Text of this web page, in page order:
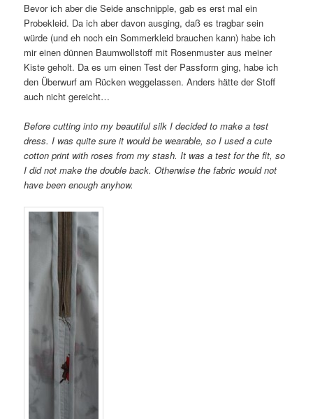
Bevor ich aber die Seide anschnipple, gab es erst mal ein
Probekleid. Da ich aber davon ausging, daß es tragbar sein
würde (und eh noch ein Sommerkleid brauchen kann) habe ich
mir einen dünnen Baumwollstoff mit Rosenmuster aus meiner
Kiste geholt. Da es um einen Test der Passform ging, habe ich
den Überwurf am Rücken weggelassen. Anders hätte der Stoff
auch nicht gereicht…
Before cutting into my beautiful silk I decided to make a test
dress. I was quite sure it would be wearable, so I used a cute
cotton print with roses from my stash. It was a test for the fit, so
I did not make the double back. Otherwise the fabric would not
have been enough anyhow.